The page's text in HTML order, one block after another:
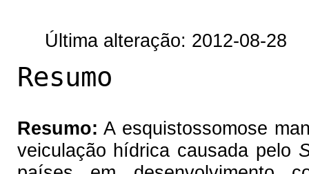
Última alteração: 2012-08-28
Resumo
Resumo: A esquistossomose
veiculação hídrica causada pelo